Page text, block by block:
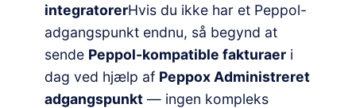
integratorerHvis du ikke har et Peppol-
adgangspunkt endnu, så begynd at
sende Peppol-kompatible fakturaeri
dag ved hjælp af Peppox Administreret
adgangspunkt— ingen kompleks